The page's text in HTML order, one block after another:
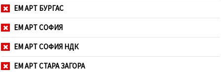
ЕМ АРТ БУРГАС
ЕМ АРТ СОФИЯ
ЕМ АРТ СОФИЯ НДК
ЕМ АРТ СТАРА ЗАГОРА